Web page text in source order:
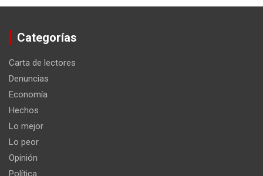
Categorías
Carta de lectores
Denuncias
Economía
Hechos
Lo mejor
Lo peor
Opinión
Política